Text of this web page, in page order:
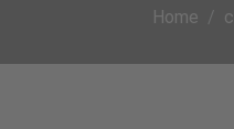
Home